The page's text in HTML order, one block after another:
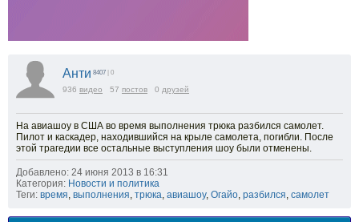
Анти 8407 | 0
936 видео 57 постов 0 друзей
На авиашоу в США во время выполнения трюка разбился самолет.
Пилот и каскадер, находившийся на крыле самолета, погибли. После
этой трагедии все остальные выступления шоу были отменены.
Добавлено: 24 июня 2013 в 16:31
Категория: Новости и политика
Теги: время, выполнения, трюка, авиашоу, Огайо, разбился, самолет